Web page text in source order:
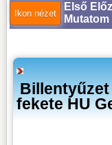
Első
Billentyűzet
fekete HU